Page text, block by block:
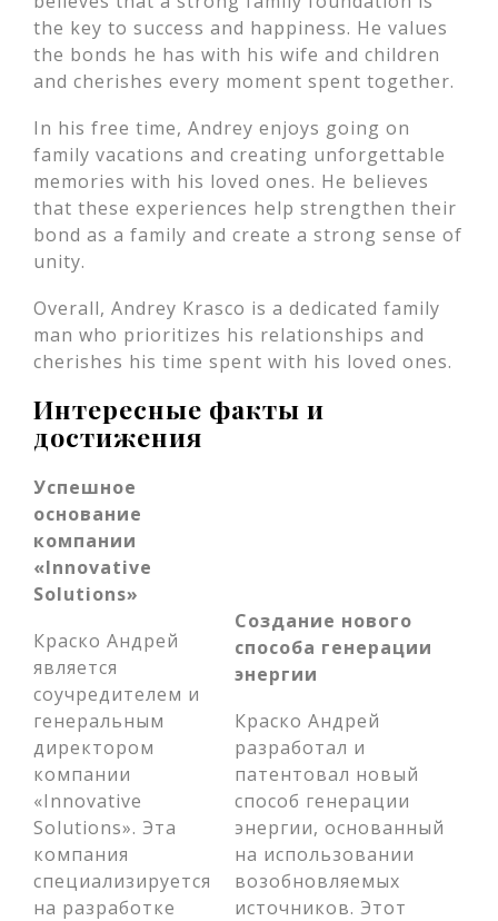
the key to success and happiness. He values
the bonds he has with his wife and children
and cherishes every moment spent together.
In his free time, Andrey enjoys going on
family vacations and creating unforgettable
memories with his loved ones. He believes
that these experiences help strengthen their
bond as a family and create a strong sense of
unity.
Overall, Andrey Krasco is a dedicated family
man who prioritizes his relationships and
cherishes his time spent with his loved ones.
Интересные факты и
достижения
Успешное
основание
компании
«Innovative
Solutions»
Краско Андрей
является
соучредителем и
генеральным
директором
компании
«Innovative
Solutions». Эта
компания
специализируется
на разработке
Создание нового
способа генерации
энергии
Краско Андрей
разработал и
патентовал новый
способ генерации
энергии, основанный
на использовании
возобновляемых
источников. Этот